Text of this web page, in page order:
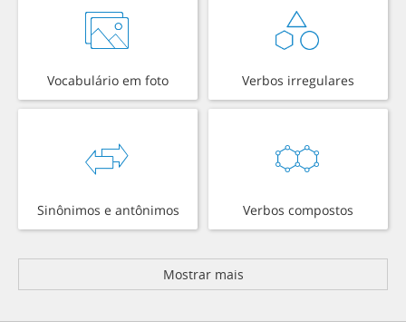
Vocabulário em foto Verbos irregulares
Sinônimos e antônimos Verbos compostos
Mostrar mais